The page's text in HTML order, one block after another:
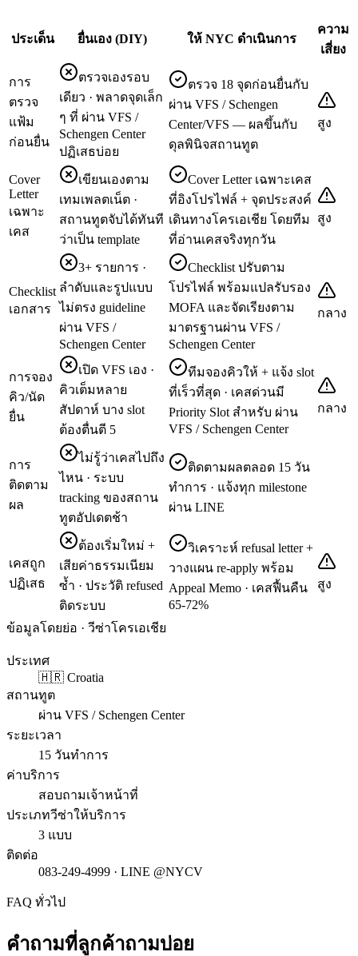
ประเด็น ยื่นเอง (DIY) ให้ NYC ดำเนินการ
ความ
เสี่ยง
การ
ตรวจ
แฟ้ม
ก่อนยื่น
ตรวจเองรอบ
เดียว · พลาดจุดเล็ก
ๆ ที่ ผ่าน VFS /
Schengen Center
ปฏิเสธบ่อย
ตรวจ 18 จุดก่อนยื่นกับ
ผ่าน VFS / Schengen
Center/VFS — ผลขึ้นกับ
ดุลพินิจสถานทูต
สูง
Cover
Letter
เฉพาะ
เคส
เขียนเองตาม
เทมเพลตเน็ต ·
สถานทูตจับได้ทันที
ว่าเป็น template
Cover Letter เฉพาะเคส
ที่อิงโปรไฟล์ + จุดประสงค์
เดินทางโครเอเชีย โดยทีม
ที่อ่านเคสจริงทุกวัน
สูง
Checklist
เอกสาร
3+ รายการ ·
ลำดับและรูปแบบ
ไม่ตรง guideline
ผ่าน VFS /
Schengen Center
Checklist ปรับตาม
โปรไฟล์ พร้อมแปลรับรอง
MOFA และจัดเรียงตาม
มาตรฐานผ่าน VFS /
Schengen Center
กลาง
การจอง
คิว/นัด
ยื่น
เปิด VFS เอง ·
คิวเต็มหลาย
สัปดาห์ บาง slot
ต้องตื่นตี 5
ทีมจองคิวให้ + แจ้ง slot
ที่เร็วที่สุด · เคสด่วนมี
Priority Slot สำหรับ ผ่าน
VFS / Schengen Center
กลาง
การ
ติดตาม
ผล
ไม่รู้ว่าเคสไปถึง
ไหน · ระบบ
tracking ของสถาน
ทูตอัปเดตช้า
ติดตามผลตลอด 15 วัน
ทำการ · แจ้งทุก milestone
ผ่าน LINE
เคสถูก
ปฏิเสธ
ต้องเริ่มใหม่ +
เสียค่าธรรมเนียม
ซ้ำ · ประวัติ refused
ติดระบบ
วิเคราะห์ refusal letter +
วางแผน re-apply พร้อม
Appeal Memo · เคสฟื้นคืน
65-72%
สูง
ข้อมูลโดยย่อ · วีซ่าโครเอเชีย
ประเทศ
🇭🇷 Croatia
สถานทูต
ผ่าน VFS / Schengen Center
ระยะเวลา
15 วันทำการ
ค่าบริการ
สอบถามเจ้าหน้าที่
ประเภทวีซ่าให้บริการ
3 แบบ
ติดต่อ
083-249-4999 · LINE @NYCV
FAQ ทั่วไป
คำถามที่ลูกค้าถามบ่อย